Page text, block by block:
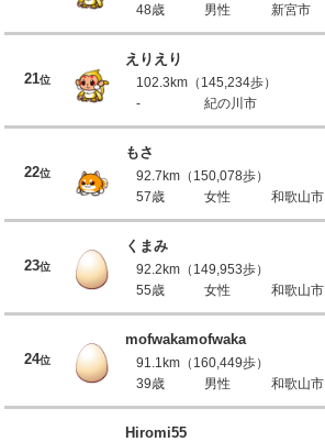
48歳
男性 新宮市
21位
えりえり
102.3km（145,234歩）
-
紀の川市
22位
もさ
92.7km（150,078歩）
57歳
女性 和歌山市
23位
くまみ
92.2km（149,953歩）
55歳
女性 和歌山市
24位
mofwakamofwaka
91.1km（160,449歩）
39歳
男性 和歌山市
Hiromi55